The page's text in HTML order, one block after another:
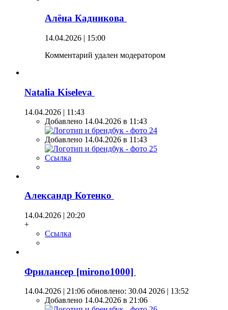
Алёна Кадникова
14.04.2026 | 15:00
Комментарий удален модератором
Natalia Kiseleva
14.04.2026 | 11:43
Добавлено 14.04.2026 в 11:43
Добавлено 14.04.2026 в 11:43
Ссылка
Александр Котенко
14.04.2026 | 20:20
+
Ссылка
Фрилансер [mirono1000]
14.04.2026 | 21:06 обновлено: 30.04 2026 | 13:52
Добавлено 14.04.2026 в 21:06